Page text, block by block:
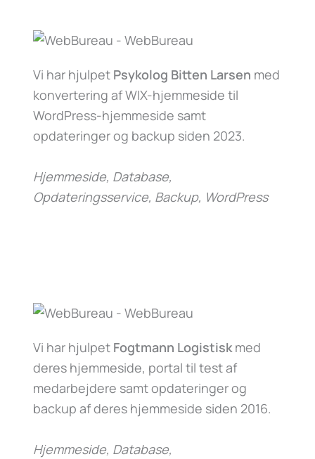
Vi har hjulpet Psykolog Bitten Larsen med
konvertering af WIX-hjemmeside til
WordPress-hjemmeside samt
opdateringer og backup siden 2023.
Hjemmeside, Database,
Opdateringsservice, Backup, WordPress
Vi har hjulpet Fogtmann Logistiskmed
deres hjemmeside, portal til test af
medarbejdere samt opdateringer og
backup af deres hjemmeside siden 2016.
Hjemmeside, Database,